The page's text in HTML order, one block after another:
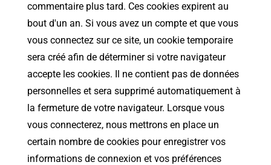
commentaire plus tard. Ces cookies expirent au
bout d'un an. Si vous avez un compte et que vous
vous connectez sur ce site, un cookie temporaire
sera créé afin de déterminer si votre navigateur
accepte les cookies. Il ne contient pas de données
personnelles et sera supprimé automatiquement à
la fermeture de votre navigateur. Lorsque vous
vous connecterez, nous mettrons en place un
certain nombre de cookies pour enregistrer vos
informations de connexion et vos préférences